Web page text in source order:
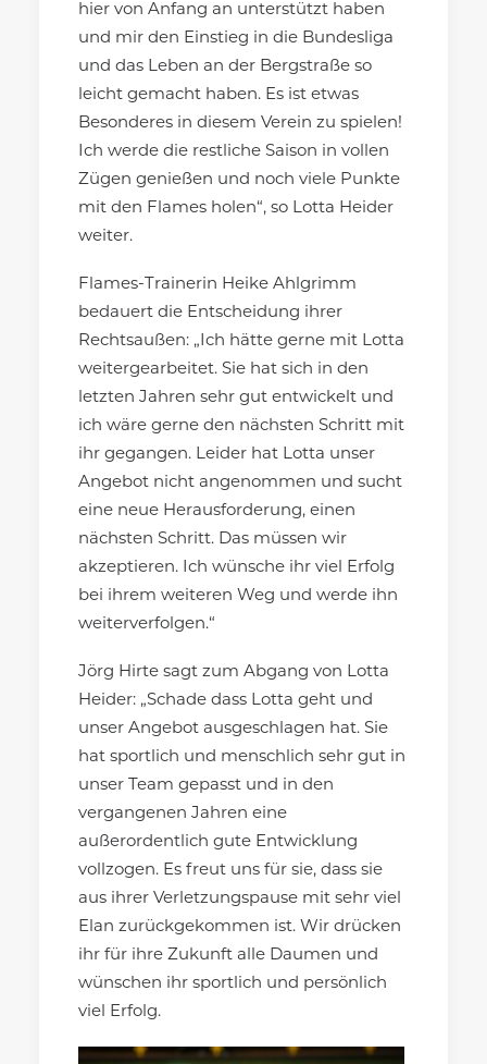
hier von Anfang an unterstützt haben
und mir den Einstieg in die Bundesliga
und das Leben an der Bergstraße so
leicht gemacht haben. Es ist etwas
Besonderes in diesem Verein zu spielen!
Ich werde die restliche Saison in vollen
Zügen genießen und noch viele Punkte
mit den Flames holen“, so Lotta Heider
weiter.
Flames-Trainerin Heike Ahlgrimm
bedauert die Entscheidung ihrer
Rechtsaußen: „Ich hätte gerne mit Lotta
weitergearbeitet. Sie hat sich in den
letzten Jahren sehr gut entwickelt und
ich wäre gerne den nächsten Schritt mit
ihr gegangen. Leider hat Lotta unser
Angebot nicht angenommen und sucht
eine neue Herausforderung, einen
nächsten Schritt. Das müssen wir
akzeptieren. Ich wünsche ihr viel Erfolg
bei ihrem weiteren Weg und werde ihn
weiterverfolgen.“
Jörg Hirte sagt zum Abgang von Lotta
Heider: „Schade dass Lotta geht und
unser Angebot ausgeschlagen hat. Sie
hat sportlich und menschlich sehr gut in
unser Team gepasst und in den
vergangenen Jahren eine
außerordentlich gute Entwicklung
vollzogen. Es freut uns für sie, dass sie
aus ihrer Verletzungspause mit sehr viel
Elan zurückgekommen ist. Wir drücken
ihr für ihre Zukunft alle Daumen und
wünschen ihr sportlich und persönlich
viel Erfolg.